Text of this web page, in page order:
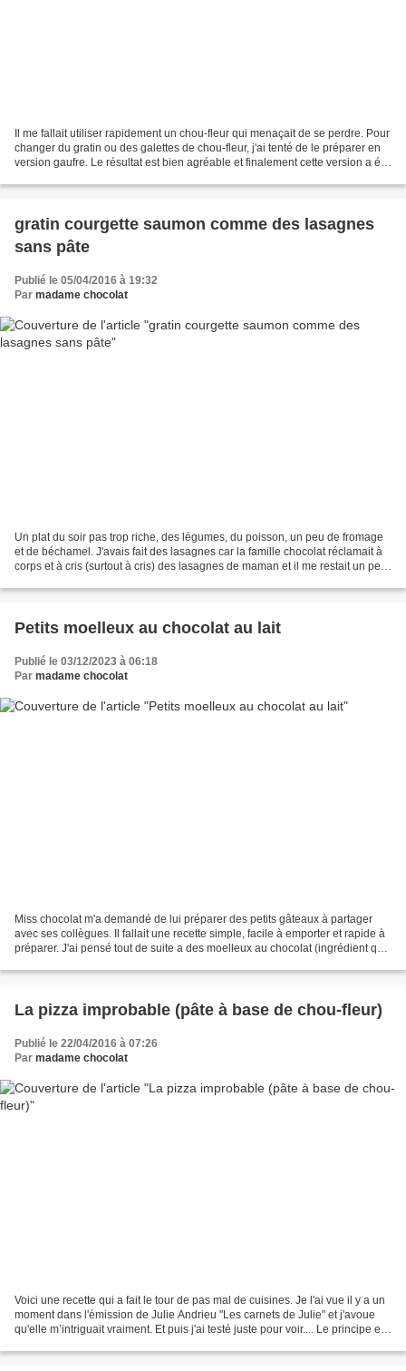
Il me fallait utiliser rapidement un chou-fleur qui menaçait de se perdre. Pour
changer du gratin ou des galettes de chou-fleur, j'ai tenté de le préparer en
version gaufre. Le résultat est bien agréable et finalement cette version a été
gratin courgette saumon comme des lasagnes
sans pâte
Publié le 05/04/2016 à 19:32
Par madame chocolat
Un plat du soir pas trop riche, des légumes, du poisson, un peu de fromage
et de béchamel. J'avais fait des lasagnes car la famille chocolat réclamait à
corps et à cris (surtout à cris) des lasagnes de maman et il me restait un peu
Petits moelleux au chocolat au lait
Publié le 03/12/2023 à 06:18
Par madame chocolat
Miss chocolat m'a demandé de lui préparer des petits gâteaux à partager
avec ses collègues. Il fallait une recette simple, facile à emporter et rapide à
préparer. J'ai pensé tout de suite a des moelleux au chocolat (ingrédient qui
La pizza improbable (pâte à base de chou-fleur)
Publié le 22/04/2016 à 07:26
Par madame chocolat
Voici une recette qui a fait le tour de pas mal de cuisines. Je l'ai vue il y a un
moment dans l'émission de Julie Andrieu "Les carnets de Julie" et j'avoue
qu'elle m’intriguait vraiment. Et puis j'ai testé juste pour voir.... Le principe est